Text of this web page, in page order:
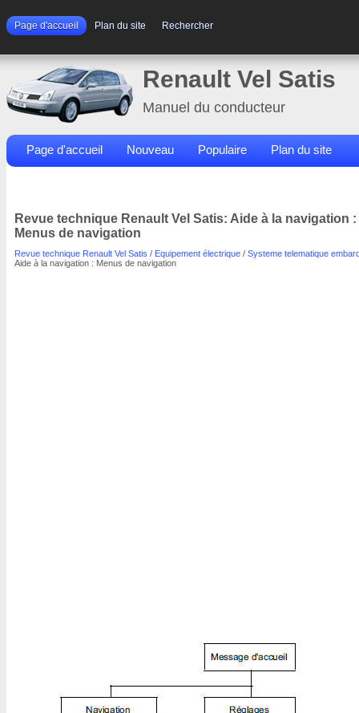
Page d'accueil Plan du site Rechercher
Renault Vel Satis
Manuel du conducteur
Page d'accueil Nouveau Populaire Plan du site
Revue technique Renault Vel Satis: Aide à la navigation :
Menus de navigation
Revue technique Renault Vel Satis / Equipement électrique / Systeme telematique
Aide à la navigation : Menus de navigation